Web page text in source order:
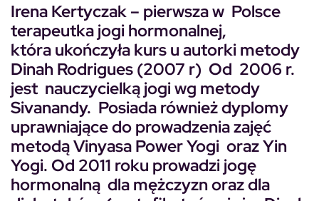
Irena Kertyczak – pierwsza w Polsce
terapeutka jogi hormonalnej,
która ukończyła kurs u autorki metody
Dinah Rodrigues (2007 r) Od 2006 r.
jest nauczycielką jogi wg metody
Sivanandy. Posiada również dyplomy
uprawniające do prowadzenia zajęć
metodą Vinyasa Power Yogi oraz Yin
Yogi. Od 2011 roku prowadzi jogę
hormonalną dla mężczyzn oraz dla